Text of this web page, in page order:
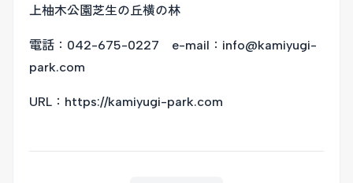
上柚木公園芝生の丘横の林
電話：042-675-0227 e-mail：info@kamiyugi-
park.com
URL：https://kamiyugi-park.com